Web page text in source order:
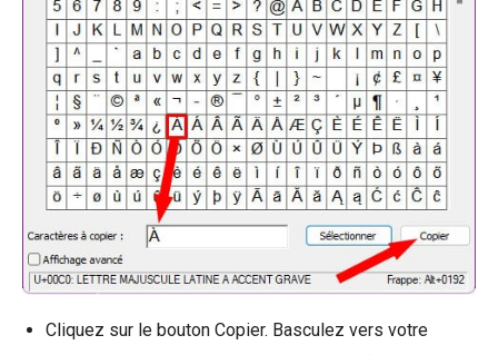
Cliquez sur le bouton Copier. Basculez vers votre